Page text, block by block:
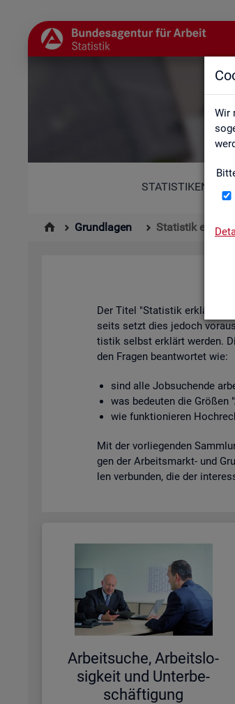
Wir
STATISTIKEN
Grundlagen Statistik erklärt
Der Titel "Sta­tis­tik er­klärt"
seits setzt dies je­doch
tis­tik selbst er­klärt wer­den.
den Fra­gen be­ant­wor­tet wie:
sind alle Job­su­chen­de
was be­deu­ten die Grö­ßen
wie funk­tio­nie­ren
Mit der vor­lie­gen­den
gen der Ar­beits­markt- und
len ver­bun­den, die der
Ar­beit­su­che, Ar­beits­lo­
sig­keit und Un­ter­be­
schäf­ti­gung